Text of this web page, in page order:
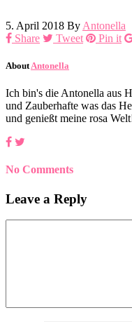
5. April 2018 By Antonella
Share
Tweet Pin it
About Antonella
Ich bin's die Antonella aus
und Zauberhafte was das
und genießt meine rosa
No Comments
Leave a Reply